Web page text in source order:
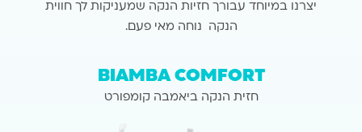
יצרנו במיוחד עבורך חזיות הנקה שמעניקות לך חווית
הנקה נוחה מאי פעם.
BIAMBACOMFORT
חזית הנקה ביאמבה קומפורט